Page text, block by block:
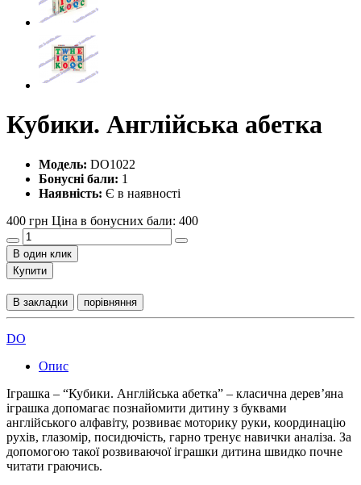
Кубики. Англійська абетка
Модель: DO1022
Бонусні бали: 1
Наявність: Є в наявності
400 грн Ціна в бонусних бали: 400
В один клик
Купити
В закладки порівняння
DO
Опис
Іграшка – “Кубики. Англійська абетка” – класична дерев’яна
іграшка допомагає познайомити дитину з буквами
англійського алфавіту, розвиває моторику руки, координацію
рухів, глазомір, посидючість, гарно тренує навички аналіза. За
допомогою такої розвиваючої іграшки дитина швидко почне
читати граючись.